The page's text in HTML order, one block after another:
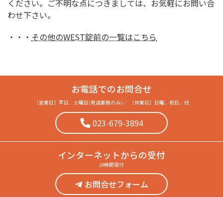
ください。ご不明な点につきましては、お気軽にお問い合
わせ下さい。
・・・ その他のWEST錠前の一覧はこちら
お電話でのお問合せ
［営業日］ 平日、土曜日(発送業務のみ) ／ ［休業日］ 日曜、祝日、他
023-679-3894
インターネットからの受付
24時間受付
お問合せフォーム